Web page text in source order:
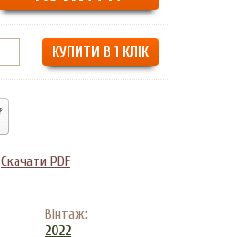
КУПИТИ В 1 КЛІК
Скачати PDF
Вінтаж:
2022